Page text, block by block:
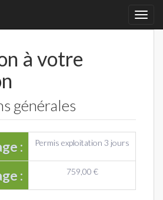
à votre
générales
: Permis exploitation 3 jours
: 759,00 €